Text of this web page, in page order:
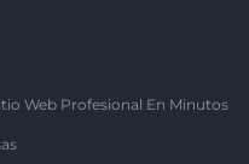
Web Profesional En Minutos